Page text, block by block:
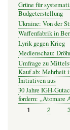
Grüne für
Budgeterstellung
Ukraine: Von der
Waffenfabrik in
Lyrik gegen Krieg
Medienschau:
Umfrage zu
Kauf ab: Mehrheit
Initiativen aus
30 Jahre IGH-
fordern: „Atomare
Seite
1 Seite
2 3